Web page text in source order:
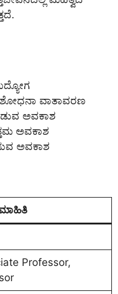
ವಾತಾವರಣ
ಅವಕಾಶ
ಅವಕಾಶ
ಅವಕಾಶ
Professor,